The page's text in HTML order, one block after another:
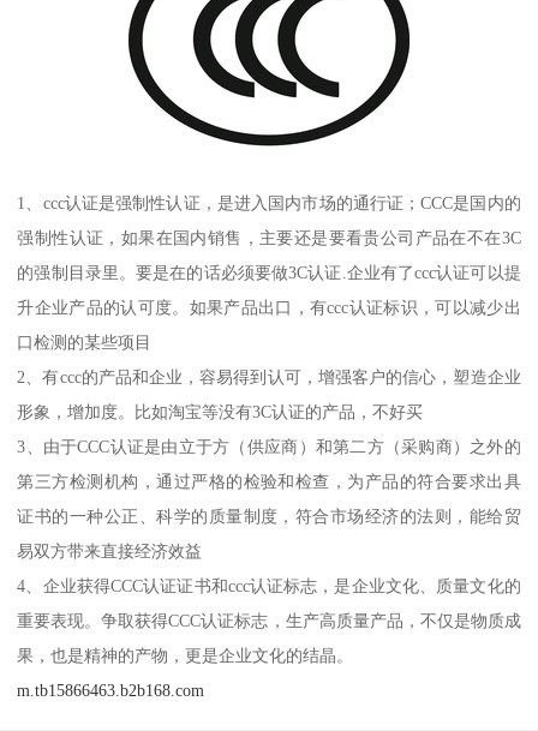
1、ccc认证是强制性认证，是进入国内市场的通行证；CCC是国内的
强制性认证，如果在国内销售，主要还是要看贵公司产品在不在3C
的强制目录里。要是在的话必须要做3C认证.企业有了ccc认证可以提
升企业产品的认可度。如果产品出口，有ccc认证标识，可以减少出
口检测的某些项目
2、有ccc的产品和企业，容易得到认可，增强客户的信心，塑造企业
形象，增加度。比如淘宝等没有3C认证的产品，不好买
3、由于CCC认证是由立于方（供应商）和第二方（采购商）之外的
第三方检测机构，通过严格的检验和检查，为产品的符合要求出具
证书的一种公正、科学的质量制度，符合市场经济的法则，能给贸
易双方带来直接经济效益
4、企业获得CCC认证证书和ccc认证标志，是企业文化、质量文化的
重要表现。争取获得CCC认证标志，生产高质量产品，不仅是物质成
果，也是精神的产物，更是企业文化的结晶。
m.tb15866463.b2b168.com